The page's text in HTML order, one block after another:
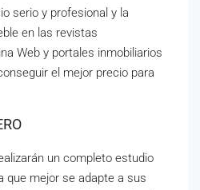
serio y profesional y la
en las revistas
Web y portales inmobiliarios
el mejor precio para
un completo estudio
que mejor se adapte a sus